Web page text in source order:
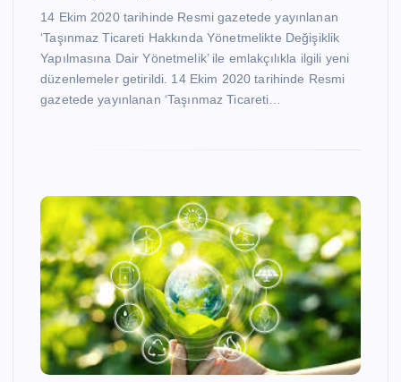
14 Ekim 2020 tarihinde Resmi gazetede yayınlanan
‘Taşınmaz Ticareti Hakkında Yönetmelikte Değişiklik
Yapılmasına Dair Yönetmelik’ ile emlakçılıkla ilgili yeni
düzenlemeler getirildi. 14 Ekim 2020 tarihinde Resmi
gazetede yayınlanan ‘Taşınmaz Ticareti…